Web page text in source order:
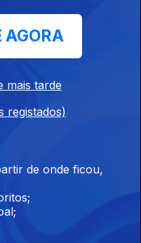
AGORA
mais tarde
registados)
de onde ficou,